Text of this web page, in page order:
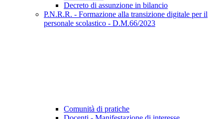
Decreto di assunzione in bilancio
P.N.R.R. - Formazione alla transizione digitale per il
personale scolastico - D.M.66/2023
Comunità di pratiche